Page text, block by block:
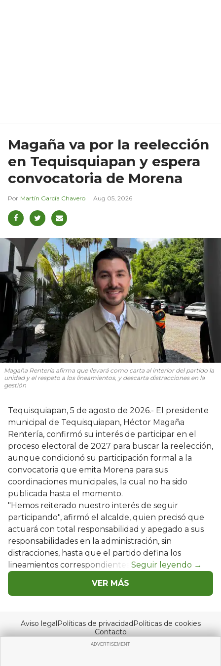
Magaña va por la reelección
en Tequisquiapan y espera
convocatoria de Morena
Martín García Chavero Aug 05, 2026
Magaña Rentería afirma que llevará como carta al interior del partido la
unidad y el respeto a los lineamientos, y descarta distracciones en la
gestión
Tequisquiapan, 5 de agosto de 2026.- El presidente
municipal de Tequisquiapan, Héctor Magaña
Rentería, confirmó su interés de participar en el
proceso electoral de 2027 para buscar la reelección,
aunque condicionó su participación formal a la
convocatoria que emita Morena para sus
coordinaciones municipales, la cual no ha sido
publicada hasta el momento.
"Hemos reiterado nuestro interés de seguir
participando", afirmó el alcalde, quien precisó que
actuará con total responsabilidad y apegado a sus
responsabilidades en la administración, sin
distracciones, hasta que el partido defina los
lineamientos correspondientes.
VER MÁS
Aviso legalPolíticas de privacidadPolíticas de cookies
Contacto